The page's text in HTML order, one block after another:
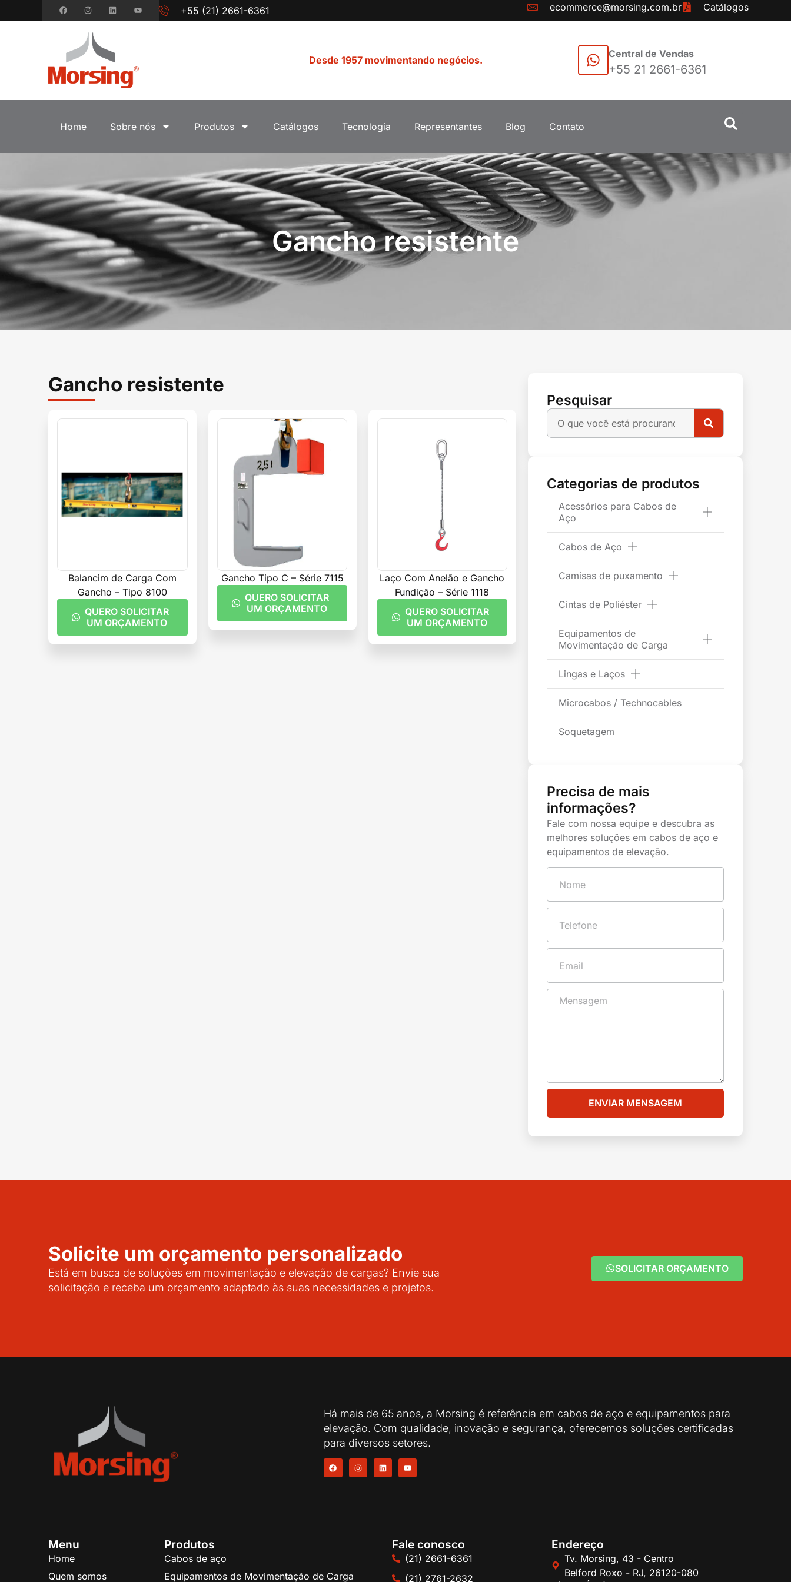
+55 (21) 2661-6361 ecommerce@morsing.com.br Catálogos
Desde 1957 movimentando negócios.
Central de Vendas
+55 21 2661-6361
Home Sobre nós Produtos Catálogos Tecnologia Representantes Blog Contato
Gancho resistente
Pesquisar
Categorias de produtos
Acessórios para Cabos de
Aço
Cabos de Aço
Camisas de puxamento
Cintas de Poliéster
Equipamentos de
Movimentação de Carga
Lingas e Laços
Microcabos / Technocables
Soquetagem
Precisa de mais
informações?
Fale com nossa equipe e descubra as
melhores soluções em cabos de aço e
equipamentos de elevação.
ENVIAR MENSAGEM
Gancho resistente
Balancim de Carga Com
Gancho – Tipo 8100
QUERO SOLICITAR
UM ORÇAMENTO
Gancho Tipo C – Série 7115
QUERO SOLICITAR
UM ORÇAMENTO
Laço Com Anelão e Gancho
Fundição – Série 1118
QUERO SOLICITAR
UM ORÇAMENTO
Solicite um orçamento personalizado
Está em busca de soluções em movimentação e elevação de cargas? Envie sua
solicitação e receba um orçamento adaptado às suas necessidades e projetos.
SOLICITAR ORÇAMENTO
Há mais de 65 anos, a Morsing é referência em cabos de aço e equipamentos para
elevação. Com qualidade, inovação e segurança, oferecemos soluções certificadas
para diversos setores.
Menu
Home
Quem somos
Produtos
Cabos de aço
Equipamentos de Movimentação de Carga
Fale conosco
(21) 2661-6361
(21) 2761-2632
Endereço
Tv. Morsing, 43 - Centro
Belford Roxo - RJ, 26120-080